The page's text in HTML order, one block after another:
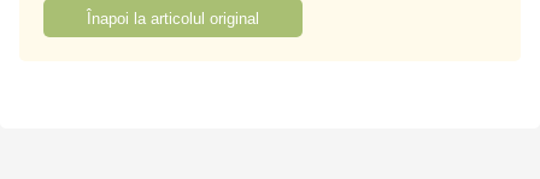
Înapoi la articolul original